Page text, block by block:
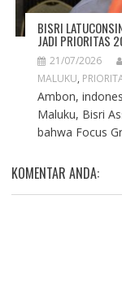
BISRI
JADI PRIORITAS
21/07/2026
MALUKU,
Ambon,
Maluku, Bisri
bahwa Focus
KOMENTAR ANDA: